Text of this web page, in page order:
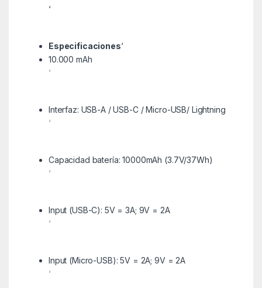
‘
Especificaciones‘
10.000 mAh
‘
Interfaz: USB-A / USB-C / Micro-USB/ Lightning
‘
Capacidad batería: 10000mAh (3.7V/37Wh)
‘
Input (USB-C): 5V = 3A; 9V = 2A
‘
Input (Micro-USB): 5V = 2A; 9V = 2A
‘